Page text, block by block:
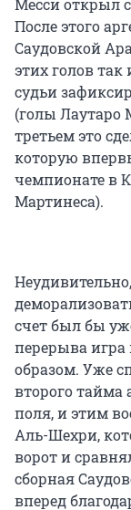
После этого
Саудовской
этих голов
судьи
(голы Лаутаро
третьем это
которую
чемпионате в
Мартинеса).
счет был бы
перерыва
образом. Уже
второго
поля, и этим
Аль-Шехри,
ворот и
сборная
вперед